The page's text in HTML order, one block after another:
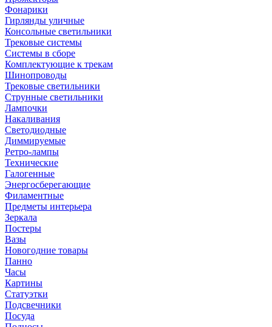
Фонарики
Гирлянды уличные
Консольные светильники
Трековые системы
Системы в сборе
Комплектующие к трекам
Шинопроводы
Трековые светильники
Струнные светильники
Лампочки
Накаливания
Светодиодные
Диммируемые
Ретро-лампы
Технические
Галогенные
Энергосберегающие
Филаментные
Предметы интерьера
Зеркала
Постеры
Вазы
Новогодние товары
Панно
Часы
Картины
Статуэтки
Подсвечники
Посуда